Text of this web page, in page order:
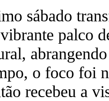
sábado
palco
o foco foi
recebeu a